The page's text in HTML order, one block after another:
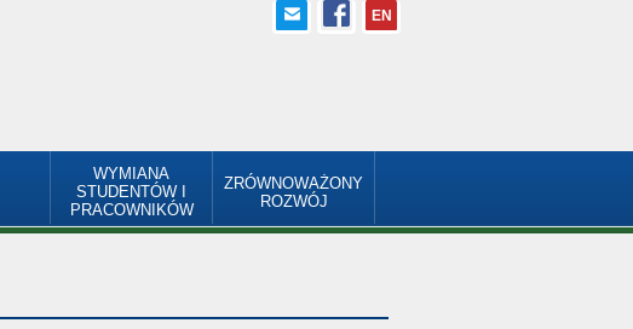
EN
WYMIANA
STUDENTÓW I
PRACOWNIKÓW
ZRÓWNOWAŻONY
ROZWÓJ